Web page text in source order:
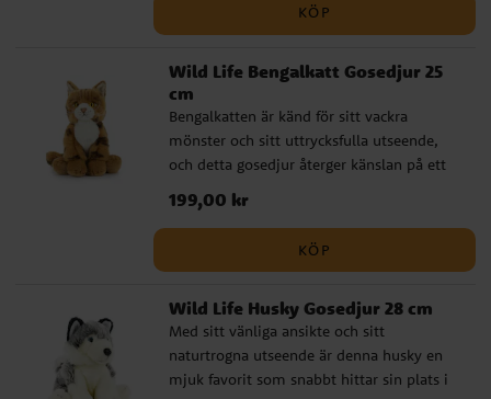
som present till kattälskare i alla åldrar,
mjuk och uppskattad gåva till dop eller
babyshower. ✔️ Naturtroget gosedjur med
hög kvalitet ✔️ Godkänd för spädbarn från
0 månader ✔️ Storlek: 25 cm
KÖP
Wild Life Bengalkatt Gosedjur 25
cm
Bengalkatten är känd för sitt vackra
mönster och sitt uttrycksfulla utseende,
och detta gosedjur återger känslan på ett
mjukt och fint sätt. Ett välgjort gosedjur
som både känns realistiskt och
till små djurälskare, men passar också
fint till en nyfödd eller vid ett dop. ✔️
Naturtroget gosedjur med hög kvalitet ✔️
Godkänd för spädbarn från 0 månader ✔️
Storlek: 25 cm
Pris:199,00 kr
199,00 kr
KÖP
Wild Life Husky Gosedjur 28 cm
Med sitt vänliga ansikte och sitt
naturtrogna utseende är denna husky en
mjuk favorit som snabbt hittar sin plats i